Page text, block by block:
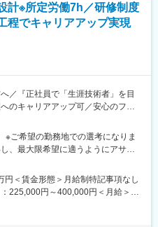
の社員同士がグループを組み、仕
け付ける制度があります。月1回、
あるとのこと。
ですと、派遣元の企業への帰属意
掲示板にて異なる派遣先の社員と
なく、自身のキャリアやスキルア
次回案件アサイン時に適切なプロ
制を整えています。
スキルを身に付けることができま
計※所定労働7h／研修制度
程でキャリアアップ実現
／『正社員で「生涯技術者」を目
のキャリアアップ可／安心のフォ
、通信機器、航空宇宙機器等の設計
いただきます。具体的には、自動
信、OA機器（携帯電話、ノート
航空機、各種製造装置など他多数
ご希望の勤務地での選考になりま
、最大限希望に適うようにアサイ
考になります住所：大阪府 受動喫
地詳細3＞中国・九州エリア ※ご希
所：希望勤務地をお伺いし、最大
円＜賃金形態＞月給制特記事項なし
225,000円～400,000円＜月給＞